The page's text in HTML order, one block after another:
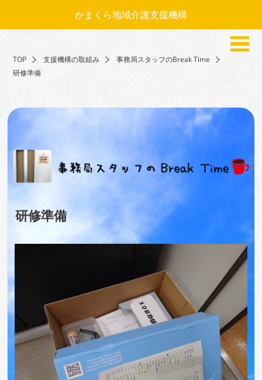
かまくら地域介護支援機構
TOP 支援機構の取組み
事務局スタッフのBreak Time
研修準備
研修準備